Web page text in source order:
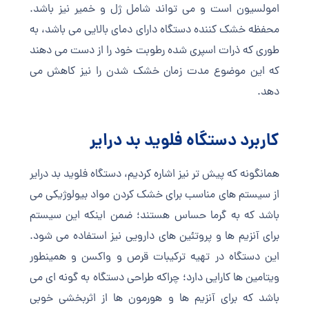
امولسیون است و می تواند شامل ژل و خمیر نیز باشد.
محفظه خشک کننده دستگاه دارای دمای بالایی می باشد، به
طوری که ذرات اسپری شده رطوبت خود را از دست می دهند
که این موضوع مدت زمان خشک شدن را نیز کاهش می
دهد.
کاربرد دستگاه فلوید بد درایر
همانگونه که پیش تر نیز اشاره کردیم، دستگاه فلوید بد درایر
از سیستم های مناسب برای خشک کردن مواد بیولوژیکی می
باشد که به گرما حساس هستند؛ ضمن اینکه این سیستم
برای آنزیم ها و پروتئین های دارویی نیز استفاده می شود.
این دستگاه در تهیه ترکیبات قرص و واکسن و همینطور
ویتامین ها کارایی دارد؛ چراکه طراحی دستگاه به گونه ای می
باشد که برای آنزیم ها و هورمون ها از اثربخشی خوبی